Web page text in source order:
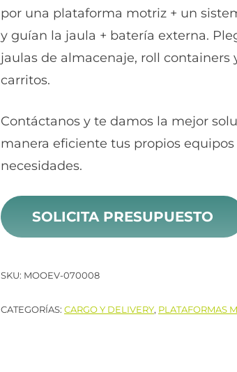
por una plataforma motriz + un
y guían la jaula + batería externa.
jaulas de almacenaje, roll containers
carritos.
Contáctanos y te damos la mejor
manera eficiente tus propios
necesidades.
SOLICITA PRESUPUESTO
SKU: MOOEV-070008
CATEGORÍAS: CARGO Y DELIVERY, PLATAFORMAS